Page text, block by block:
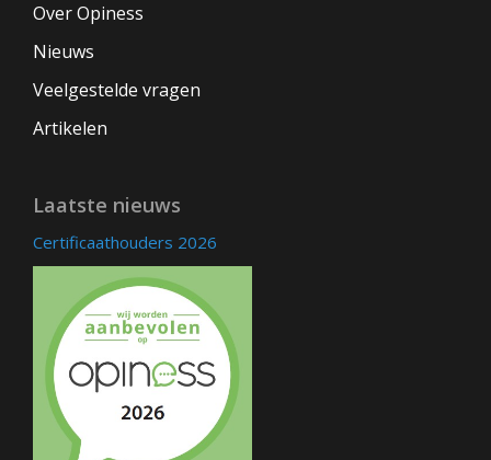
Over Opiness
Nieuws
Veelgestelde vragen
Artikelen
Laatste nieuws
Certificaathouders 2026